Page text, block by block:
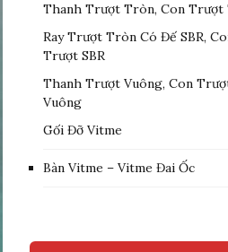
Thanh Trượt Tròn, Con Trượt
Ray Trượt Tròn Có Đế SBR,
Trượt SBR
Thanh Trượt Vuông, Con
Vuông
Gối Đỡ Vitme
Bàn Vitme – Vitme Đai Ốc